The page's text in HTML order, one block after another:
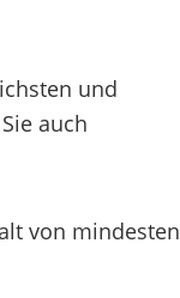
und
auch
von